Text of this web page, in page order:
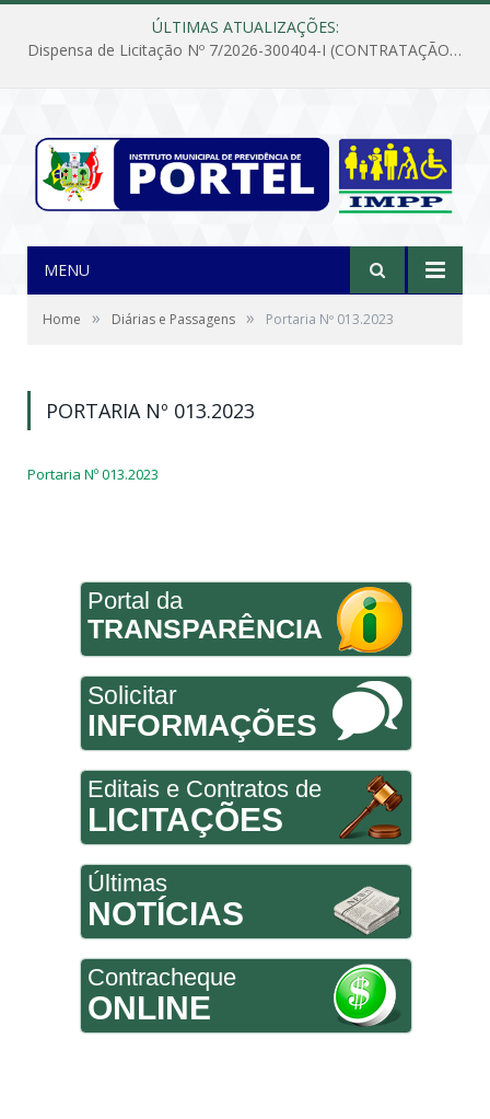
ÚLTIMAS ATUALIZAÇÕES:
Dispensa de Licitação Nº 7/2026-300404-I (CONTRATAÇÃO DE EMPRESA PARA MANUTENÇÃO E REPARAÇÃO DE APARELHOS DE AR CONDICIONADO, EM ATENDIMENTO ÀS NECESSIDADES DO INSTITUTO DE PREVIDÊNCIA MUNICIPAL DE PORTEL/PA)
MENU
Home » Diárias e Passagens » Portaria Nº 013.2023
PORTARIA Nº 013.2023
Portaria Nº 013.2023
Portal da
TRANSPARÊNCIA
Solicitar
INFORMAÇÕES
Editais e Contratos de
LICITAÇÕES
Últimas
NOTÍCIAS
Contracheque
ONLINE